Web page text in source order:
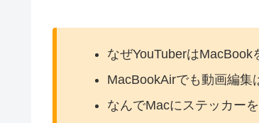
なぜYouTuberはMacBook
MacBookAirでも動画編集
なんでMacにステッカー